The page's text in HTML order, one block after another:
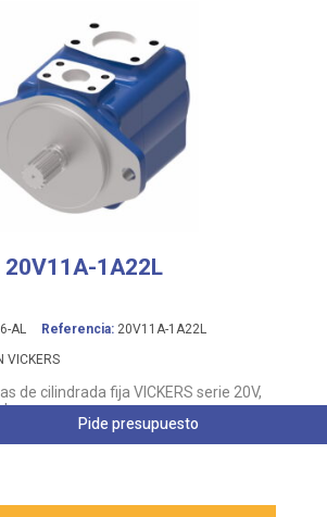
20V11A-1A22L
AL Referencia: 20V11A-1A22L
VICKERS
de cilindrada fija VICKERS serie 20V,
Pide presupuesto